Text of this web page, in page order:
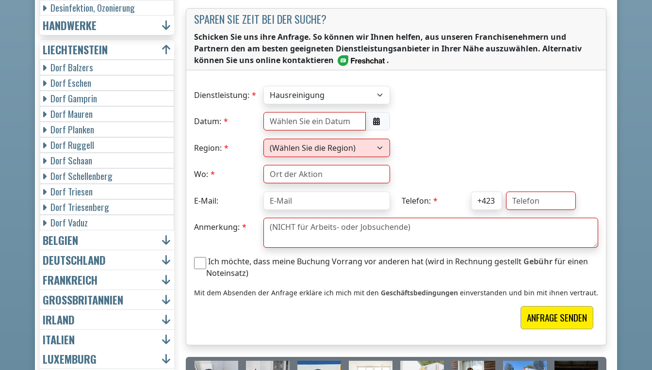
SPAREN SIE ZEIT BEI DER SUCHE?
Schicken Sie uns ihre Anfrage. So können wir Ihnen helfen, aus unseren Franchisenehmern und
Partnern den am besten geeigneten Dienstleistungsanbieter in Ihrer Nähe auszuwählen. Alternativ
können Sie uns online kontaktieren
.
Dienstleistung:
Datum:
Region:
Wo:
E-Mail: Telefon:
Anmerkung:
Ich möchte, dass meine Buchung Vorrang vor anderen hat (wird in Rechnung gestellt Gebührfür einen
Noteinsatz)
Mit dem Absenden der Anfrage erkläre ich mich mit den Geschäftsbedingungen einverstanden und bin mit ihnen vertraut.
Desinfektion, Ozonierung
HANDWERKE
LIECHTENSTEIN
Dorf Balzers
Dorf Eschen
Dorf Gamprin
Dorf Mauren
Dorf Planken
Dorf Ruggell
Dorf Schaan
Dorf Schellenberg
Dorf Triesen
Dorf Triesenberg
Dorf Vaduz
BELGIEN
DEUTSCHLAND
FRANKREICH
GROSSBRITANNIEN
IRLAND
ITALIEN
LUXEMBURG